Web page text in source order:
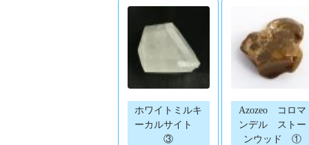
ホワイトミルキ
ーカルサイト
③
Azozeo コロマ
ンデル ストー
ンウッド ①